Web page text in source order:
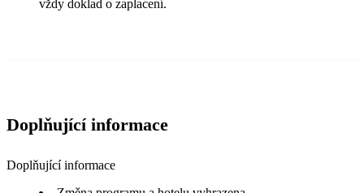
vždy doklad o zaplacení.
Doplňující informace
Doplňující informace